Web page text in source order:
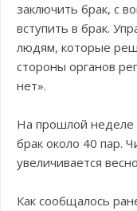
заключить брак, с
вступить в брак.
людям, которые
стороны органов
нет».
На прошлой неделе
брак около 40 пар.
увеличивается
Как сообщалось